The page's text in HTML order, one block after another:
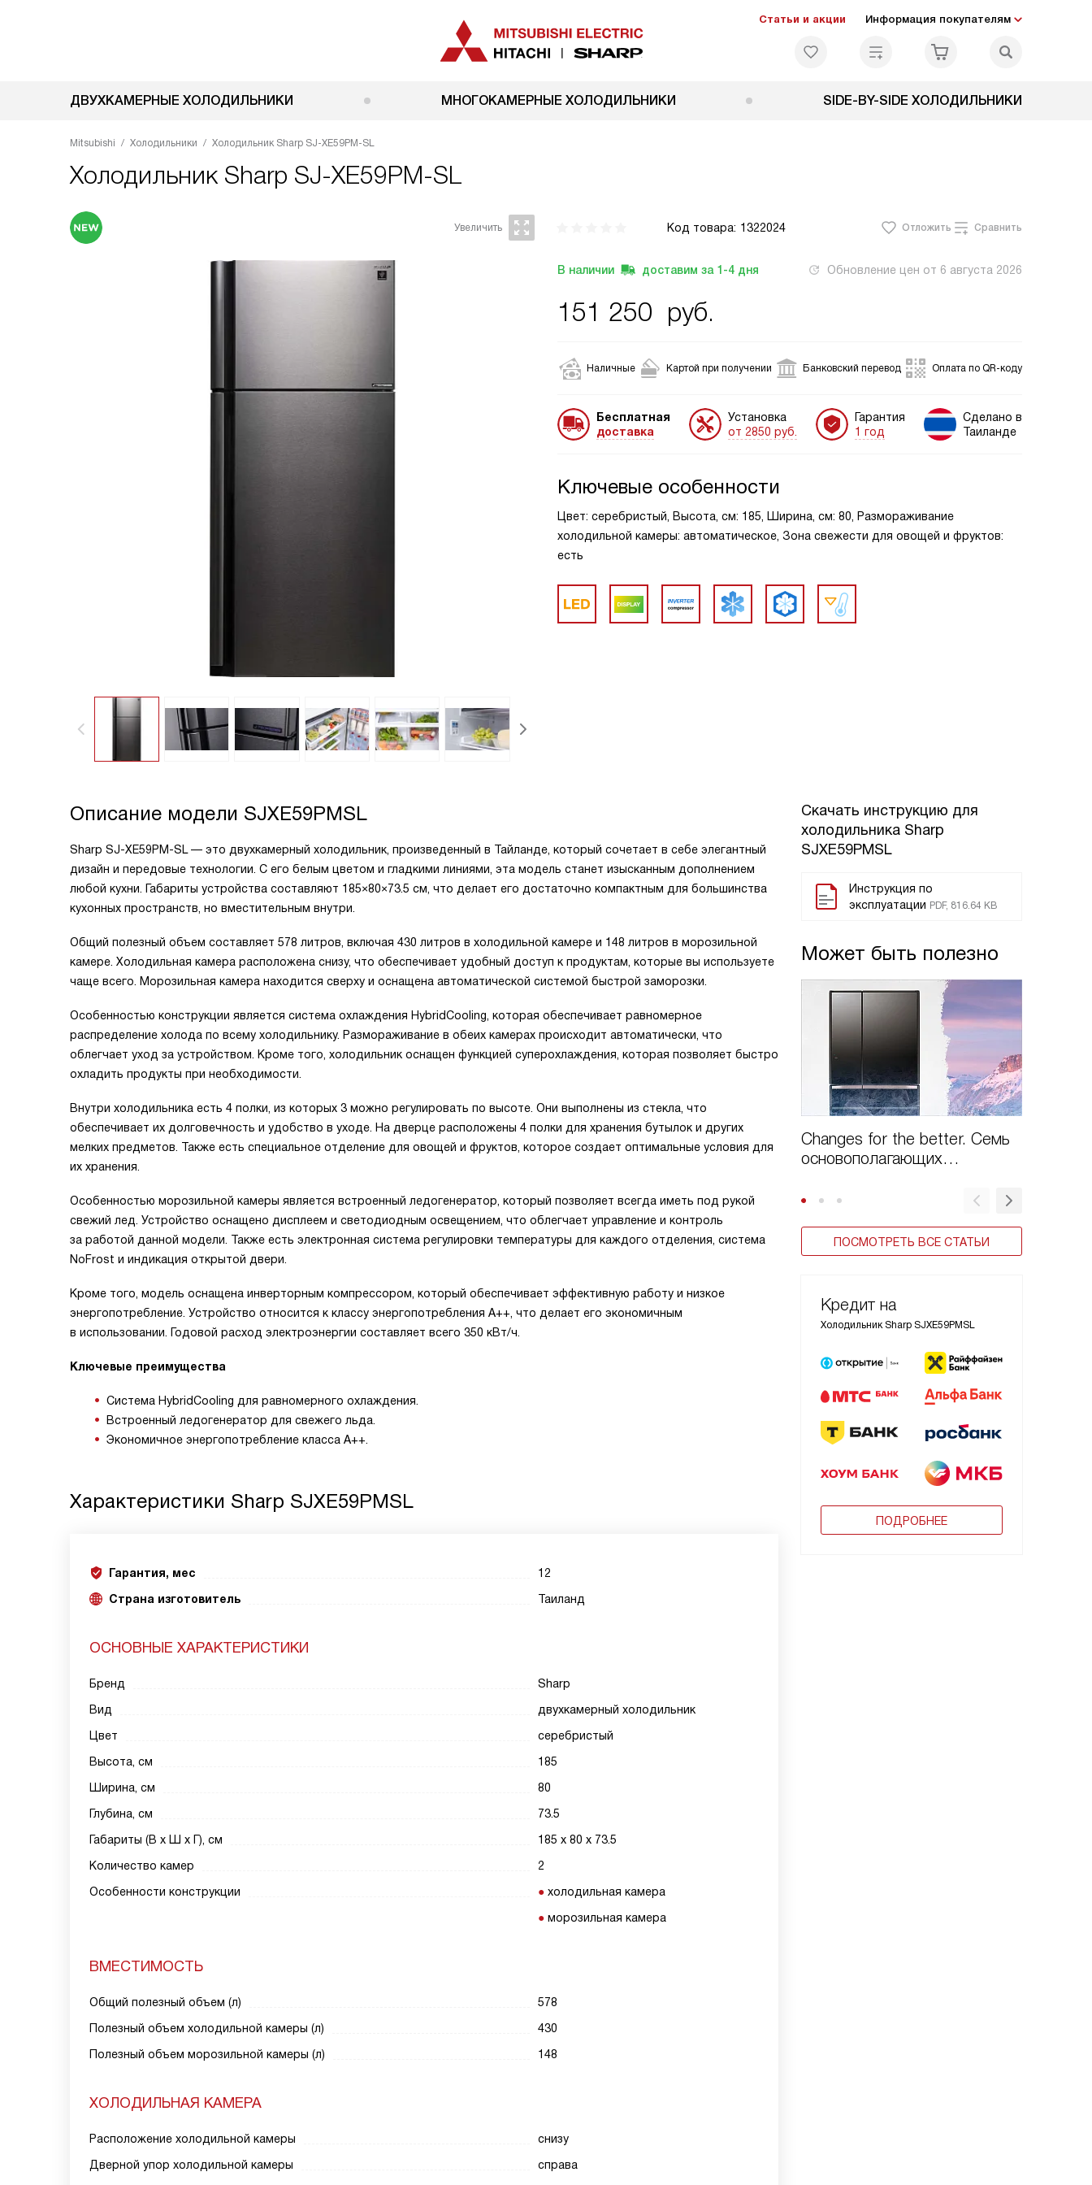
Статьи и акции Информация покупателям
ДВУХКАМЕРНЫЕ ХОЛОДИЛЬНИКИ МНОГОКАМЕРНЫЕ ХОЛОДИЛЬНИКИ SIDE-BY-SIDE ХОЛОДИЛЬНИКИ
Mitsubishi Холодильники Холодильник Sharp SJ-XE59PM-SL
Холодильник Sharp SJ-XE59PM-SL
Код товара: 1322024 Отложить Сравнить
В наличии доставим за 1-4 дня Обновление цен от 6 августа 2026
151 250 руб.
Наличные Картой при получении Банковский перевод Оплата по QR-коду
Бесплатная
доставка
Установка
от 2850 руб.
Гарантия
1 год
Сделано в
Таиланде
Ключевые особенности
Цвет: серебристый, Высота, см: 185, Ширина, см: 80, Размораживание
холодильной камеры: автоматическое, Зона свежести для овощей и фруктов:
есть
Скачать инструкцию для
холодильника Sharp
SJXE59PMSL
Инструкция по
эксплуатации PDF, 816.64 KB
Может быть полезно
Changes for the better. Семь
основополагающих
Mitsubishi
ПОСМОТРЕТЬ ВСЕ СТАТЬИ
Кредит на
Холодильник Sharp SJXE59PMSL
ПОДРОБНЕЕ
Описание модели SJXE59PMSL
Sharp SJ-XE59PM-SL — это двухкамерный холодильник, произведенный в Тайланде, который сочетает в себе элегантный
дизайн и передовые технологии. С его белым цветом и гладкими линиями, эта модель станет изысканным дополнением
любой кухни. Габариты устройства составляют 185×80×73.5 см, что делает его достаточно компактным для большинства
кухонных пространств, но вместительным внутри.
Общий полезный объем составляет 578 литров, включая 430 литров в холодильной камере и 148 литров в морозильной
камере. Холодильная камера расположена снизу, что обеспечивает удобный доступ к продуктам, которые вы используете
чаще всего. Морозильная камера находится сверху и оснащена автоматической системой быстрой заморозки.
Особенностью конструкции является система охлаждения HybridCooling, которая обеспечивает равномерное
распределение холода по всему холодильнику. Размораживание в обеих камерах происходит автоматически, что
облегчает уход за устройством. Кроме того, холодильник оснащен функцией суперохлаждения, которая позволяет быстро
охладить продукты при необходимости.
Внутри холодильника есть 4 полки, из которых 3 можно регулировать по высоте. Они выполнены из стекла, что
обеспечивает их долговечность и удобство в уходе. На дверце расположены 4 полки для хранения бутылок и других
мелких предметов. Также есть специальное отделение для овощей и фруктов, которое создает оптимальные условия для
их хранения.
Особенностью морозильной камеры является встроенный ледогенератор, который позволяет всегда иметь под рукой
свежий лед. Устройство оснащено дисплеем и светодиодным освещением, что облегчает управление и контроль
за работой данной модели. Также есть электронная система регулировки температуры для каждого отделения, система
NoFrost и индикация открытой двери.
Кроме того, модель оснащена инверторным компрессором, который обеспечивает эффективную работу и низкое
энергопотребление. Устройство относится к классу энергопотребления A++, что делает его экономичным
в использовании. Годовой расход электроэнергии составляет всего 350 кВт/ч.
Ключевые преимущества
Система HybridCooling для равномерного охлаждения.
Встроенный ледогенератор для свежего льда.
Экономичное энергопотребление класса A++.
Характеристики Sharp SJXE59PMSL
Гарантия, мес
12
Страна изготовитель
Таиланд
ОСНОВНЫЕ ХАРАКТЕРИСТИКИ
Бренд
Sharp
Вид
двухкамерный холодильник
Цвет
серебристый
Высота, см
185
Ширина, см
80
Глубина, см
73.5
Габариты (В х Ш х Г), см
185 х 80 х 73.5
Количество камер
2
Особенности конструкции
холодильная камера
морозильная камера
ВМЕСТИМОСТЬ
Общий полезный объем (л)
578
Полезный объем холодильной камеры (л)
430
Полезный объем морозильной камеры (л)
148
ХОЛОДИЛЬНАЯ КАМЕРА
Расположение холодильной камеры
снизу
Дверной упор холодильной камеры
справа